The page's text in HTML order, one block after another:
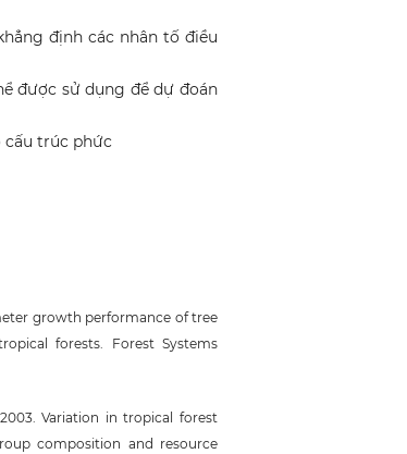
định các nhân tố điều
được sử dụng để dự đoán
trúc phức
growth performance of tree
forests. Forest Systems
Variation in tropical forest
composition and resource